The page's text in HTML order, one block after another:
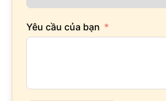
Yêu cầu của bạn